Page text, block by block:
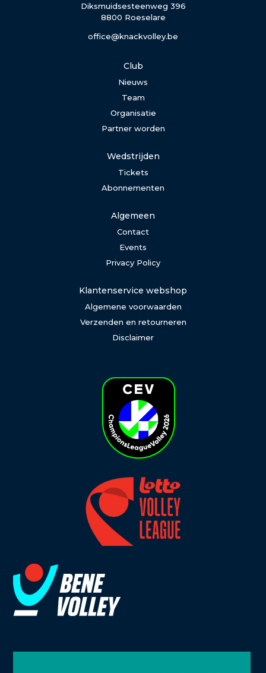
Diksmuidsesteenweg 396
8800 Roeselare
office@knackvolley.be
Club
Nieuws
Team
Organisatie
Partner worden
Wedstrijden
Tickets
Abonnementen
Algemeen
Contact
Events
Privacy Policy
Klantenservice webshop
Algemene voorwaarden
Verzenden en retourneren
Disclaimer